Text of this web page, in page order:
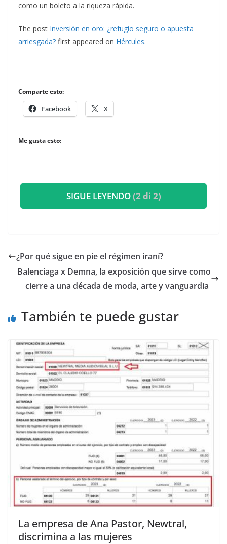
como un boleto a la riqueza rápida.
The post Inversión en oro: ¿refugio seguro o apuesta
arriesgada? first appeared on Hércules.
Comparte esto:
Facebook X
Me gusta esto:
SIGUE LEYENDO(2 di 2)
¿Por qué sigue en pie el régimen iraní?
​Balenciaga x Demna, la exposición que sirve como
cierre a una década de moda, arte y vanguardia
También te puede gustar
La empresa de Ana Pastor, Newtral,
discrimina a las mujeres